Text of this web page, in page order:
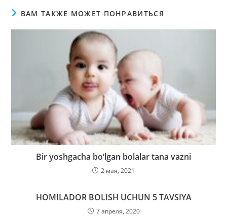
ВАМ ТАКЖЕ МОЖЕТ ПОНРАВИТЬСЯ
Bir yoshgacha bo‘lgan bolalar tana vazni
2 мая, 2021
HOMILADOR BOLISH UCHUN 5 TAVSIYA
7 апреля, 2020